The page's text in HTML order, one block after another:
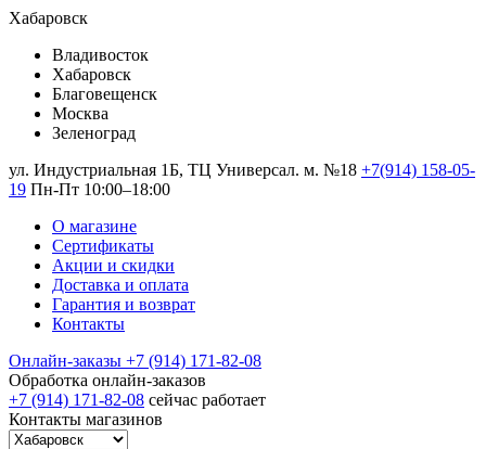
Хабаровск
Владивосток
Хабаровск
Благовещенск
Москва
Зеленоград
ул. Индустриальная 1Б, ТЦ Универсал. м. №18 +7(914) 158-05-
19 Пн-Пт 10:00–18:00
О магазине
Сертификаты
Акции и скидки
Доставка и оплата
Гарантия и возврат
Контакты
Онлайн-заказы +7 (914) 171-82-08
Обработка онлайн-заказов
+7 (914) 171-82-08 сейчас работает
Контакты магазинов